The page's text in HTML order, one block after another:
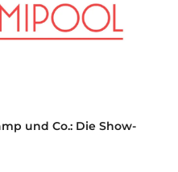
und Co.: Die Show-